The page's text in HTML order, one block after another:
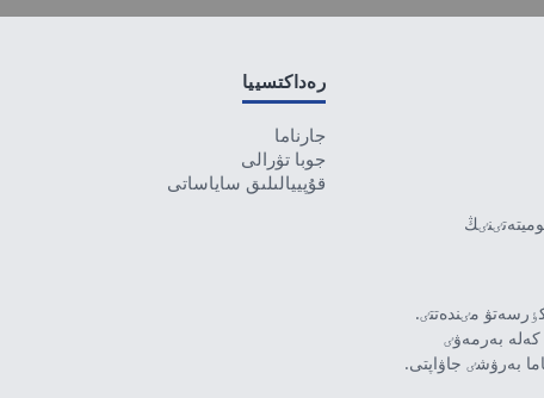
مٸندەتتٸ.
بەرمەۋٸ
بەرۋشٸ جاۋاپتى.
رەداكتسييا
جارناما
جوبا تۋرالى
قۇپييالىلىق ساياساتى